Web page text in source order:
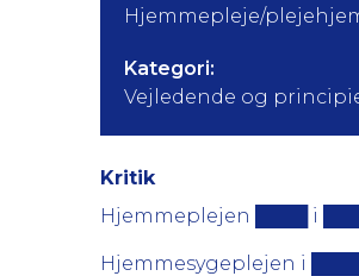
Hjemmepleje/
Kategori:
Vejledende og
Kritik
Hjemmeplejen ████ i
Hjemmesygeplejen i